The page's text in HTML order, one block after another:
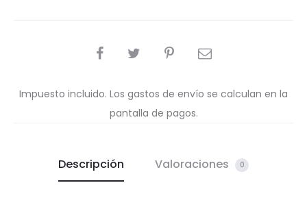
COMPARTIR
Impuesto incluido. Los gastos de envío se calculan en la
pantalla de pagos.
Descripción Valoraciones 0